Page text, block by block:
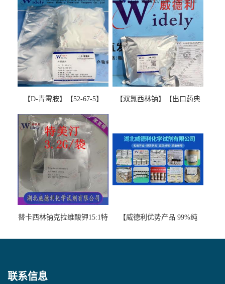
【D-青霉胺】【52-67-5】
图谱检测方法现货供应咨询
张军52-67-5
【双氯西林钠】【出口药典
替卡西林钠克拉维酸钾15:1特
【威德利优势产品 99%纯
联系信息